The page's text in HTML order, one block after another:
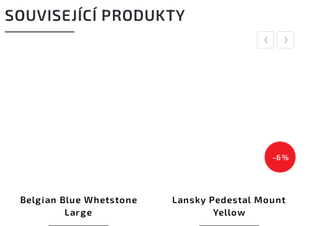
SOUVISEJÍCÍ PRODUKTY
Previous
Belgian Blue Whetstone
Large
–6 %
Lansky Pedestal Mount
Yellow
Next